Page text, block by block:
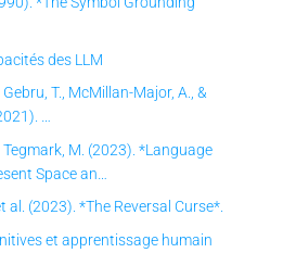
des LLM
Gebru, T., McMillan-Major, A., &
…
Tegmark, M. (2023). *Language
Space an…
al. (2023). *The Reversal Curse*.
et apprentissage humain